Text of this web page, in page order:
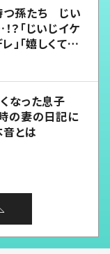
つ孫たち じい
？「じいじイケ
」「嬉しくて可
なった息子
の妻の日記に
とは